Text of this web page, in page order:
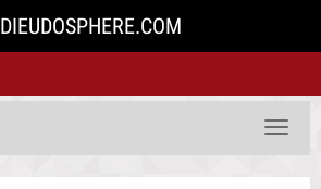
DIEUDOSPHERE.COM
Toggle